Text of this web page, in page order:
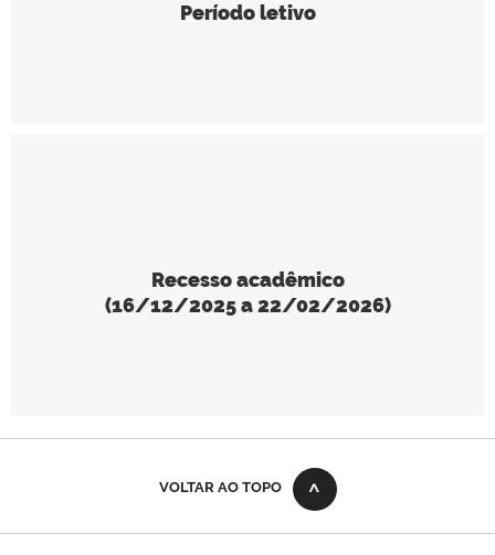
Período letivo
Recesso acadêmico
(16/12/2025 a 22/02/2026)
VOLTAR AO TOPO